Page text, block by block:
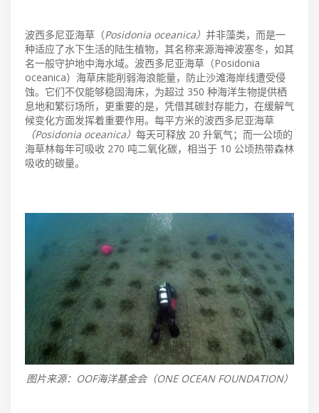
波西多尼亚海草（Posidonia oceanica） 并非藻类，而是一
种适应了水下生活的陆生植物，其名称来源海神波塞冬，如其
名一般守护地中海水域。波西多尼亚海草（Posidonia
oceanica）海草床能削弱海浪能量，防止沙滩海岸线遭受侵
蚀。它们不仅能够稳固海床，为超过 350 种海洋生物提供栖
息地和繁衍场所，更重要的是，凭借其碳封存能力，在缓解气
候变化方面发挥着重要作用。每平方米的波西多尼亚海草
（Posidonia oceanica） 每天可释放 20 升氧气；而一公顷的
海草林每年可吸收 270 吨二氧化碳，相当于 10 公顷热带森林
吸收的碳量。
图片来源：OOF海洋基金会（ONE OCEAN FOUNDATION）